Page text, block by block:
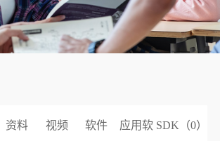
资料 视频 软件 应用软 SDK（0）